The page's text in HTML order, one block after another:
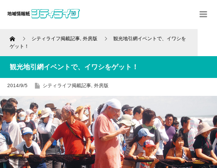
Home シティライフ掲載記事 外房版
観光地引網イベントで、イワシを
ゲット！
観光地引網イベントで、イワシをゲット！
2014/9/5 シティライフ掲載記事 外房版